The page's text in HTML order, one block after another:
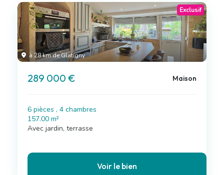
à 28 km de Glatigny
Exclusif
289 000 € Maison
6 pièces , 4 chambres
157.00 m²
Avec jardin, terrasse
Voir le bien